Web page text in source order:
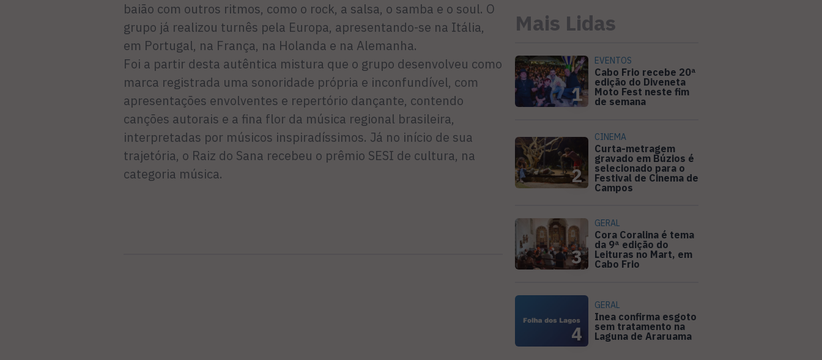
baião com outros ritmos, como o rock, a salsa, o samba e o soul. O
grupo já realizou turnês pela Europa, apresentando-se na Itália,
em Portugal, na França, na Holanda e na Alemanha.
Foi a partir desta autêntica mistura que o grupo desenvolveu como
marca registrada uma sonoridade própria e inconfundível, com
apresentações envolventes e repertório dançante, contendo
canções autorais e a fina flor da música regional brasileira,
interpretadas por músicos inspiradíssimos. Já no início de sua
trajetória, o Raiz do Sana recebeu o prêmio SESI de cultura, na
categoria música.
Mais Lidas
1
EVENTOS
Cabo Frio recebe 20ª
edição do Diveneta
Moto Fest neste fim
de semana
2
CINEMA
Curta-metragem
gravado em Búzios é
selecionado para o
Festival de Cinema de
Campos
3
GERAL
Cora Coralina é tema
da 9ª edição do
Leituras no Mart, em
Cabo Frio
4
GERAL
Inea confirma esgoto
sem tratamento na
Laguna de Araruama